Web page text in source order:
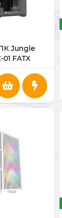
Jungle
FATX